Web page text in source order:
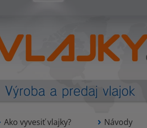
Ako vyvesiť vlajky? Návody